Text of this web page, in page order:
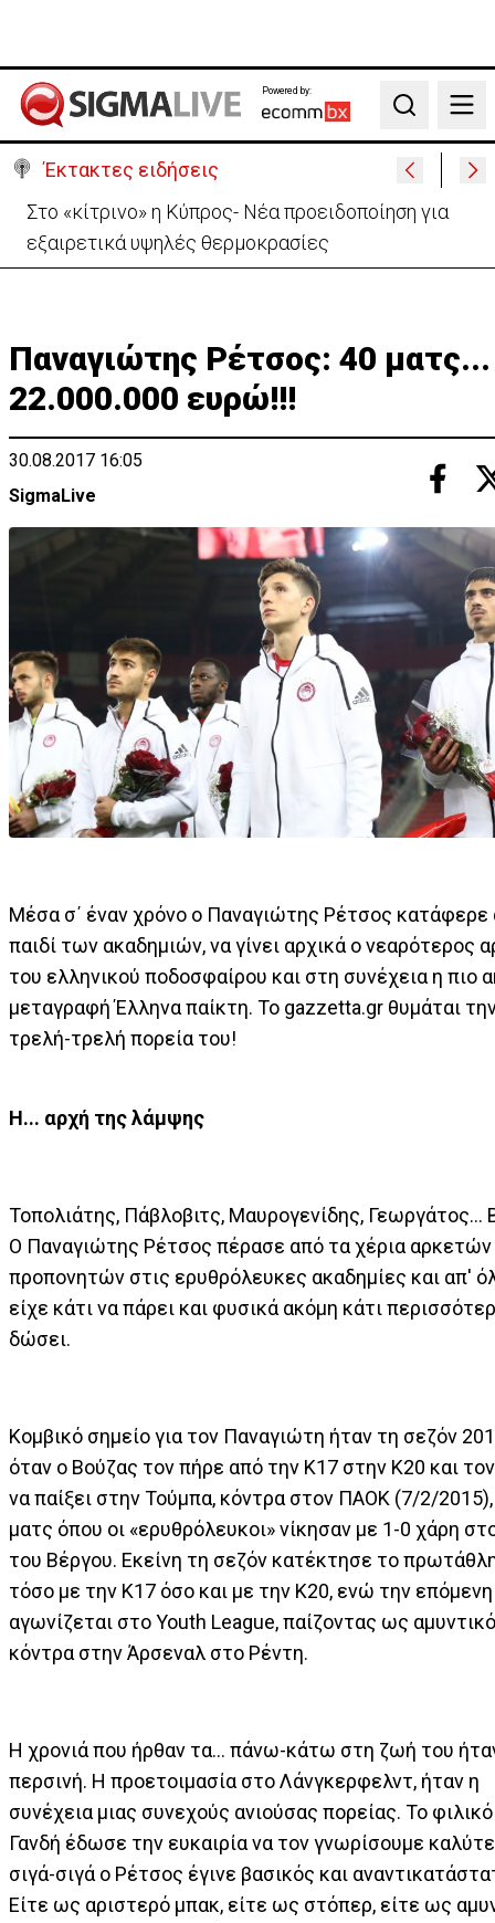
Powered by:
Search
Έκτακτες ειδήσεις
Συνελήφθη 16χρονος για τον εμπρησμό της πρώην
μπυραρίας Corner στη Λευκωσία
Παναγιώτης Ρέτσος: 40 ματς...
22.000.000 ευρώ!!!
30.08.2017 16:05
SigmaLive
Μέσα σ΄ έναν χρόνο ο Παναγιώτης Ρέτσος κατάφερε
παιδί των ακαδημιών, να γίνει αρχικά ο νεαρότερος
του ελληνικού ποδοσφαίρου και στη συνέχεια η πιο
μεταγραφή Έλληνα παίκτη. Το gazzetta.gr θυμάται
τρελή-τρελή πορεία του!
Η... αρχή της λάμψης
Τοπολιάτης, Πάβλοβιτς, Μαυρογενίδης, Γεωργάτος...
Ο Παναγιώτης Ρέτσος πέρασε από τα χέρια αρκετών
προπονητών στις ερυθρόλευκες ακαδημίες και απ'
είχε κάτι να πάρει και φυσικά ακόμη κάτι
δώσει.
Κομβικό σημείο για τον Παναγιώτη ήταν τη σεζόν
όταν ο Βούζας τον πήρε από την Κ17 στην Κ20 και
να παίξει στην Τούμπα, κόντρα στον ΠΑΟΚ (7/2/2015),
ματς όπου οι «ερυθρόλευκοι» νίκησαν με 1-0 χάρη
του Βέργου. Εκείνη τη σεζόν κατέκτησε το
τόσο με την Κ17 όσο και με την Κ20, ενώ την επόμενη
αγωνίζεται στο Youth League, παίζοντας ως
κόντρα στην Άρσεναλ στο Ρέντη.
Η χρονιά που ήρθαν τα... πάνω-κάτω στη ζωή του
περσινή. Η προετοιμασία στο Λάνγκερφελντ, ήταν η
συνέχεια μιας συνεχούς ανιούσας πορείας. Το
Γανδή έδωσε την ευκαιρία να τον γνωρίσουμε
σιγά-σιγά ο Ρέτσος έγινε βασικός και
Είτε ως αριστερό μπακ, είτε ως στόπερ, είτε ως